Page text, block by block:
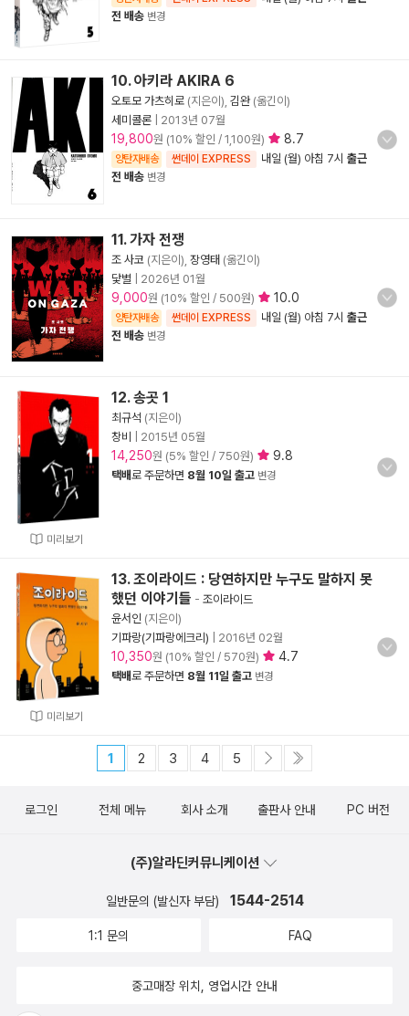
전 배송 변경
10. 아키라 AKIRA 6
오토모 가츠히로 (지은이), 김완(옮긴이)
세미콜론
2013년 07월
19,800원 (10% 할인 / 1,100원) 8.7
양탄자배송 썬데이 EXPRESS 내일 (월) 아침 7시 출근
전 배송 변경
11. 가자 전쟁
조 사코 (지은이), 장영태 (옮긴이)
닻별
2026년 01월
9,000원 (10% 할인 / 500원) 10.0
양탄자배송 썬데이 EXPRESS 내일 (월) 아침 7시 출근
전 배송 변경
미리보기
12. 송곳 1
최규석 (지은이)
창비
2015년 05월
14,250원 (5% 할인 / 750원) 9.8
택배로 주문하면 8월 10일 출고 변경
미리보기
13. 조이라이드 : 당연하지만 누구도 말하지 못
했던 이야기들 - 조이라이드
윤서인 (지은이)
기파랑(기파랑에크리)
2016년 02월
10,350원 (10% 할인 / 570원) 4.7
택배로 주문하면 8월 11일 출고 변경
1 2 3 4 5
로그인 전체 메뉴 회사 소개 출판사 안내 PC 버전
(주)알라딘커뮤니케이션
일반문의 (발신자 부담) 1544-2514
1:1 문의 FAQ
중고매장 위치, 영업시간 안내